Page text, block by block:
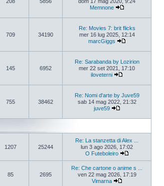
Memnone
709 34190
Re: Movies 7: brit flicks
mer 16 lug 2025, 12:14
marcGiggs
145 6952
Re: Sarabanda by Lozirion
mer 22 set 2021, 17:10
iloveterni
755 38462
Re: Nomi d'arte by Juve59
sab 14 mag 2022, 21:32
juve59
1207 25244
Re: La stanzetta di Alex ...
lun 3 ago 2026, 17:02
O Futeboleiro
85 2695
Re: Che cartone o anime s ...
ven 22 mag 2026, 17:19
Vimarna